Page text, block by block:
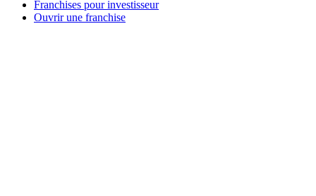
Franchises pour investisseur
Ouvrir une franchise